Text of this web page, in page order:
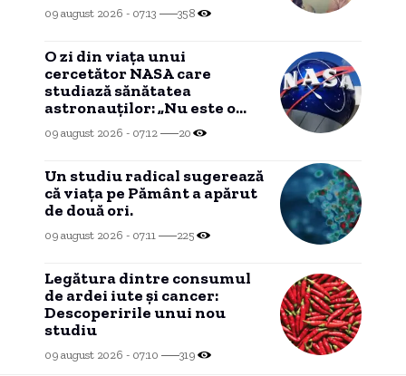
09 august 2026 - 07:13 358
O zi din viața unui
cercetător NASA care
studiază sănătatea
astronauților: „Nu este o
știință complicată”
09 august 2026 - 07:12 20
Un studiu radical sugerează
că viața pe Pământ a apărut
de două ori.
09 august 2026 - 07:11 225
Legătura dintre consumul
de ardei iute și cancer:
Descoperirile unui nou
studiu
09 august 2026 - 07:10 319